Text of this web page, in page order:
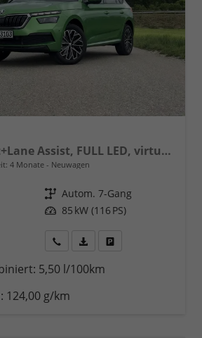
Selection Front+Lane Assist, FULL LED, virtuelles Cockpit, , Climatronic, Parksensoren, ISOFIX, el. Fensterheber, Tempomat, Sitzhzg. uvm.
4 Monate Neuwagen
Getriebe Autom. 7-Gang
Leistung 85 kW (116 PS)
anfordern
Datei,
5,50 l/100km
124,00 g/km